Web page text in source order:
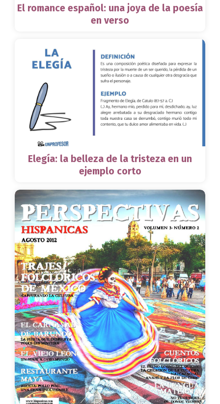
El romance español: una joya de la poesía
en verso
Elegía: la belleza de la tristeza en un
ejemplo corto